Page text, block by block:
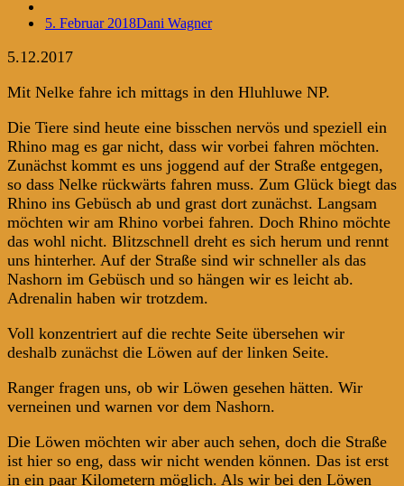
5. Februar 2018Dani Wagner
5.12.2017
Mit Nelke fahre ich mittags in den Hluhluwe NP.
Die Tiere sind heute eine bisschen nervös und speziell ein
Rhino mag es gar nicht, dass wir vorbei fahren möchten.
Zunächst kommt es uns joggend auf der Straße entgegen,
so dass Nelke rückwärts fahren muss. Zum Glück biegt das
Rhino ins Gebüsch ab und grast dort zunächst. Langsam
möchten wir am Rhino vorbei fahren. Doch Rhino möchte
das wohl nicht. Blitzschnell dreht es sich herum und rennt
uns hinterher. Auf der Straße sind wir schneller als das
Nashorn im Gebüsch und so hängen wir es leicht ab.
Adrenalin haben wir trotzdem.
Voll konzentriert auf die rechte Seite übersehen wir
deshalb zunächst die Löwen auf der linken Seite.
Ranger fragen uns, ob wir Löwen gesehen hätten. Wir
verneinen und warnen vor dem Nashorn.
Die Löwen möchten wir aber auch sehen, doch die Straße
ist hier so eng, dass wir nicht wenden können. Das ist erst
in ein paar Kilometern möglich. Als wir bei den Löwen